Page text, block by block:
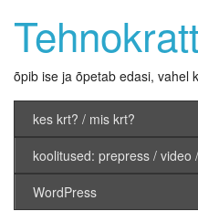
õpib ise ja õpetab edasi, vahel
kes krt? / mis krt?
koolitused: prepress / video
WordPress